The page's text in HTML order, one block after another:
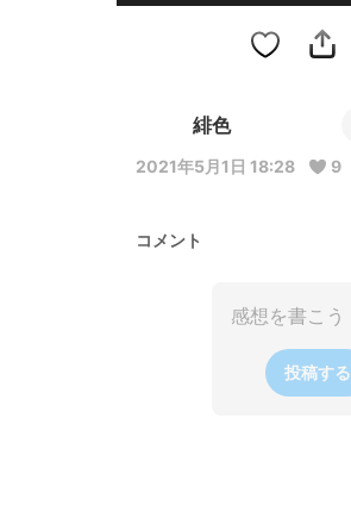
緋色
2021年5月1日 18:28 9
コメント
投稿する